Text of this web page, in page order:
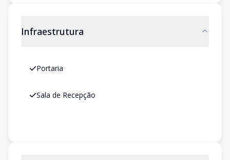
Infraestrutura
Portaria
Sala de Recepção